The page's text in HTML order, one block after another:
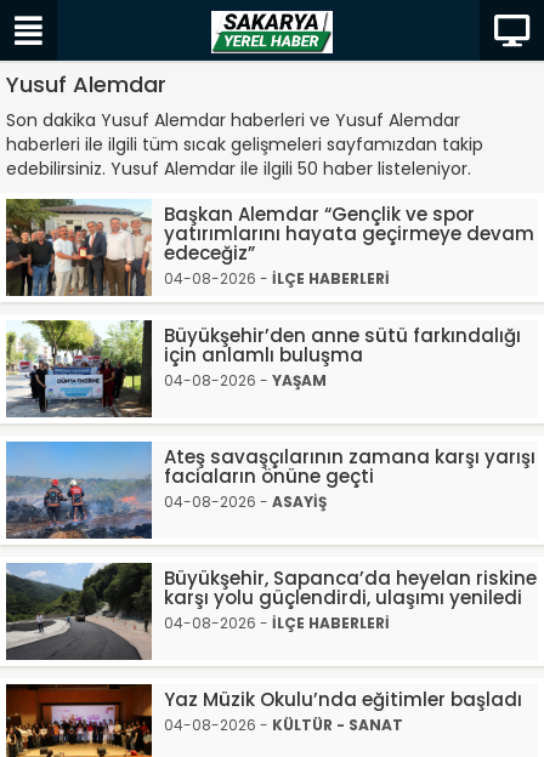
Yusuf Alemdar
Son dakika Yusuf Alemdar haberleri ve Yusuf Alemdar
haberleri ile ilgili tüm sıcak gelişmeleri sayfamızdan takip
edebilirsiniz. Yusuf Alemdar ile ilgili 50 haber listeleniyor.
Başkan Alemdar “Gençlik ve spor
yatırımlarını hayata geçirmeye devam
edeceğiz”
04-08-2026 - İLÇE HABERLERİ
Büyükşehir’den anne sütü farkındalığı
için anlamlı buluşma
04-08-2026 - YAŞAM
Ateş savaşçılarının zamana karşı yarışı
faciaların önüne geçti
04-08-2026 - ASAYİŞ
Büyükşehir, Sapanca’da heyelan riskine
karşı yolu güçlendirdi, ulaşımı yeniledi
04-08-2026 - İLÇE HABERLERİ
Yaz Müzik Okulu’nda eğitimler başladı
04-08-2026 - KÜLTÜR - SANAT